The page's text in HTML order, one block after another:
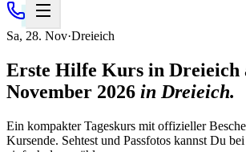
Sa, 28. Nov·Dreieich
Erste Hilfe Kurs in Dreieich
November 2026 in Dreieich.
Ein kompakter Tageskurs mit offizieller
Kursende. Sehtest und Passfotos kannst Du